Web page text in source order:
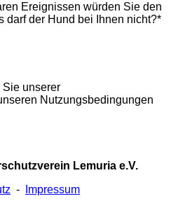
Ereignissen würden Sie den
darf der Hund bei Ihnen nicht?*
Sie unserer
Nutzungsbedingungen
Lemuria e.V.
-
Impressum